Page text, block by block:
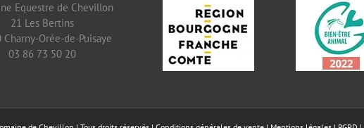
Equestre de Chevillon
21 Les Bertins
Charny-Orée-de-Puisaye
03 86 73 50 20